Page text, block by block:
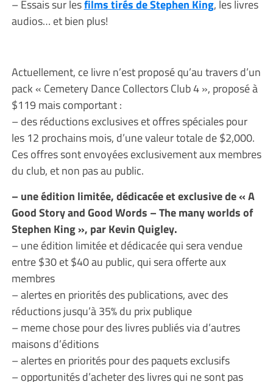
– Essais sur lesfilms tirés de Stephen King, les livres
audios… et bien plus!
Actuellement, ce livre n’est proposé qu’au travers d’un
pack « Cemetery Dance Collectors Club 4 », proposé à
$119 mais comportant :
– des réductions exclusives et offres spéciales pour
les 12 prochains mois, d’une valeur totale de $2,000.
Ces offres sont envoyées exclusivement aux membres
du club, et non pas au public.
– une édition limitée, dédicacée et exclusive de « A
Good Story and Good Words – The many worlds of
Stephen King », par Kevin Quigley.
– une édition limitée et dédicacée qui sera vendue
entre $30 et $40 au public, qui sera offerte aux
membres
– alertes en priorités des publications, avec des
réductions jusqu’à 35% du prix publique
– meme chose pour des livres publiés via d’autres
maisons d’éditions
– alertes en priorités pour des paquets exclusifs
– opportunités d’acheter des livres qui ne sont pas